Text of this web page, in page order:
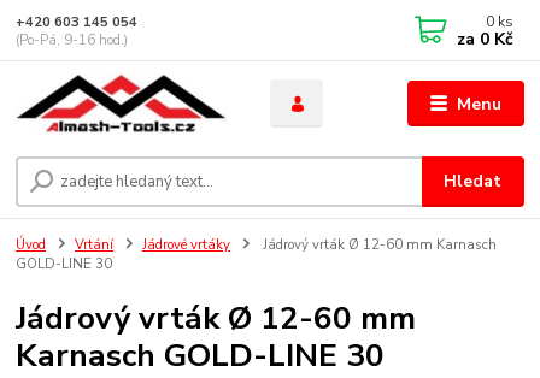
Menu
Hledat
+420 603 145 054
(Po-Pá, 9-16 hod.)
0 ks
za 0 Kč
Úvod Vrtání Jádrové vrtáky
Jádrový vrták Ø 12-60 mm Karnasch
GOLD-LINE 30
Jádrový vrták Ø 12-60 mm
Karnasch GOLD-LINE 30